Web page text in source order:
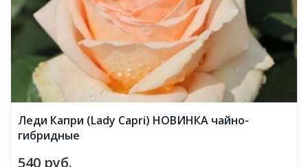
Леди Капри (Lady Capri) НОВИНКА чайно-
гибридные
540 руб.